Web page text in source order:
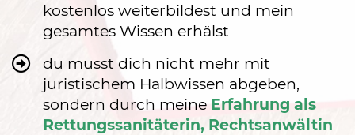
kostenlos weiterbildest und mein
gesamtes Wissen erhälst
du musst dich nicht mehr mit
juristischem Halbwissen abgeben,
sondern durch meine Erfahrung als
Rettungssanitäterin, Rechtsanwältin